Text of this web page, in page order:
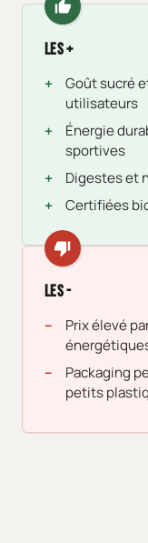
Les +
Goût sucré
utilisateurs
Énergie
sportives
Digestes et
Certifiées
Les -
Prix élevé
Packaging
petits